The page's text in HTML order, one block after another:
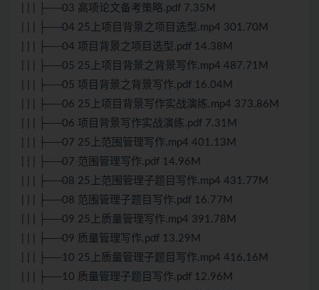
| | | ├──03 高项论文备考策略.pdf 7.35M
| | | ├──04 25上项目背景之项目选型.mp4 301.70M
| | | ├──04 项目背景之项目选型.pdf 14.38M
| | | ├──05 25上项目背景之背景写作.mp4 487.71M
| | | ├──05 项目背景之背景写作.pdf 16.04M
| | | ├──06 25上项目背景写作实战演练.mp4 373.86M
| | | ├──06 项目背景写作实战演练.pdf 7.31M
| | | ├──07 25上范围管理写作.mp4 401.13M
| | | ├──07 范围管理写作.pdf 14.96M
| | | ├──08 25上范围管理子题目写作.mp4 431.77M
| | | ├──08 范围管理子题目写作.pdf 16.77M
| | | ├──09 25上质量管理写作.mp4 391.78M
| | | ├──09 质量管理写作.pdf 13.29M
| | | ├──10 25上质量管理子题目写作.mp4 416.16M
| | | ├──10 质量管理子题目写作.pdf 12.96M